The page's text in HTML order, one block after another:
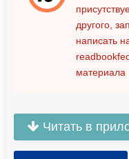
другого,
написать
материала
Читать в